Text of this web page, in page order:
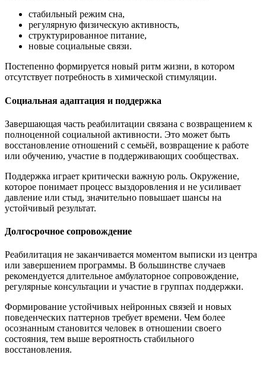
стабильный режим сна,
регулярную физическую активность,
структурированное питание,
новые социальные связи.
Постепенно формируется новый ритм жизни, в котором
отсутствует потребность в химической стимуляции.
Социальная адаптация и поддержка
Завершающая часть реабилитации связана с возвращением к
полноценной социальной активности. Это может быть
восстановление отношений с семьёй, возвращение к работе
или обучению, участие в поддерживающих сообществах.
Поддержка играет критически важную роль. Окружение,
которое понимает процесс выздоровления и не усиливает
давление или стыд, значительно повышает шансы на
устойчивый результат.
Долгосрочное сопровождение
Реабилитация не заканчивается моментом выписки из центра
или завершением программы. В большинстве случаев
рекомендуется длительное амбулаторное сопровождение,
регулярные консультации и участие в группах поддержки.
Формирование устойчивых нейронных связей и новых
поведенческих паттернов требует времени. Чем более
осознанным становится человек в отношении своего
состояния, тем выше вероятность стабильного
восстановления.